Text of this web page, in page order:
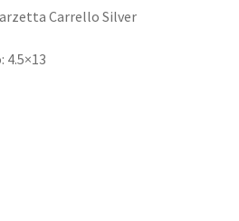
Carrello Silver